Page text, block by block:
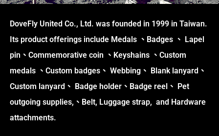
DoveFly United Co., Ltd. was founded in 1999 in Taiwan.
Its product offerings include Medals 、Badges 、 Lapel
pin、Commemorative coin 、Keyshains 、Custom
medals 、Custom badges、 Webbing、 Blank lanyard、
Custom lanyard、 Badge holder、Badge reel、 Pet
outgoing supplies,、Belt, Luggage strap, and Hardware
attachments.